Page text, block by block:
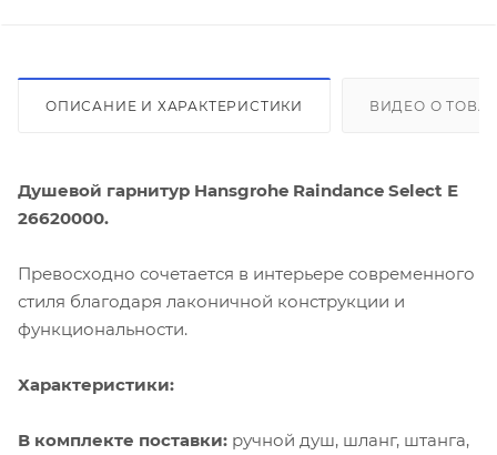
ОПИСАНИЕ И ХАРАКТЕРИСТИКИ ВИДЕО О
Душевой гарнитур Hansgrohe Raindance Select Е
26620000.
Превосходно сочетается в интерьере современного
стиля благодаря лаконичной конструкции и
функциональности.
Характеристики:
В комплекте поставки: ручной душ, шланг, штанга,